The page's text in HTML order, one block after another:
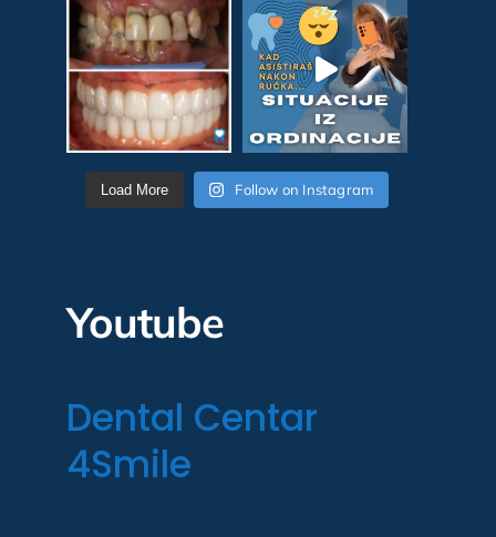
Load More Follow on Instagram
Youtube
Dental Centar
4Smile